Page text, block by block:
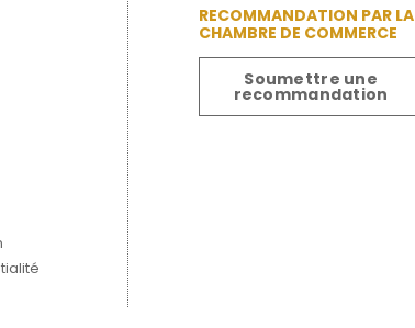
RECOMMANDATION PAR LA
CHAMBRE DE COMMERCE
Soumettre une
recommandation